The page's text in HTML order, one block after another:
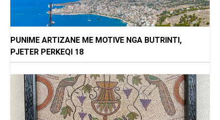
PUNIME ARTIZANE ME MOTIVE NGA BUTRINTI,
PJETER PERKEQI 18